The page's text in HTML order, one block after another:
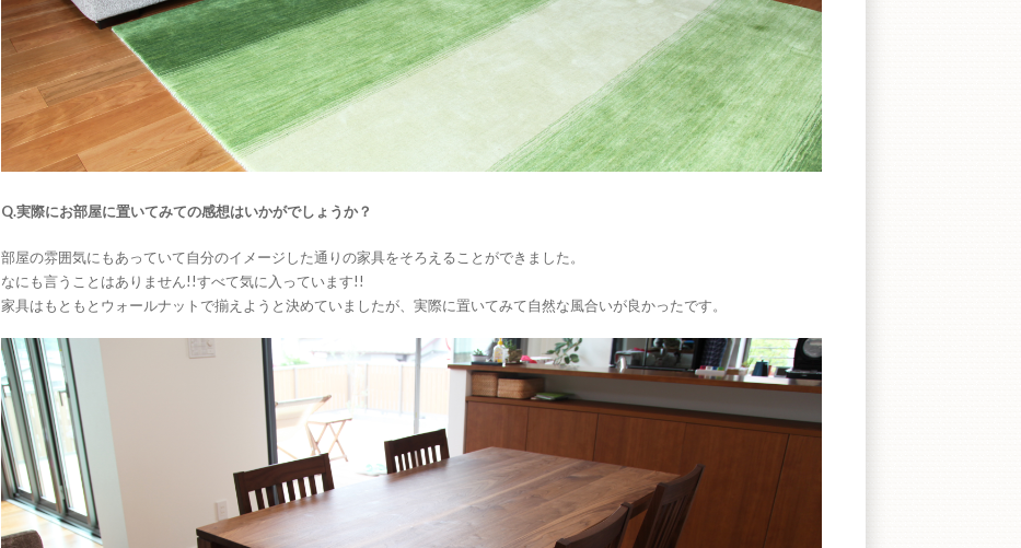
Q.実際にお部屋に置いてみての感想はいかがでしょうか？
部屋の雰囲気にもあっていて自分のイメージした通りの家具をそろえることができました。
なにも言うことはありません!!すべて気に入っています!!
家具はもともとウォールナットで揃えようと決めていましたが、実際に置いてみて自然な風合いが良かったです。